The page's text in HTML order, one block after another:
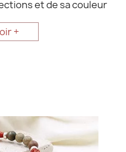
et de sa couleur
+